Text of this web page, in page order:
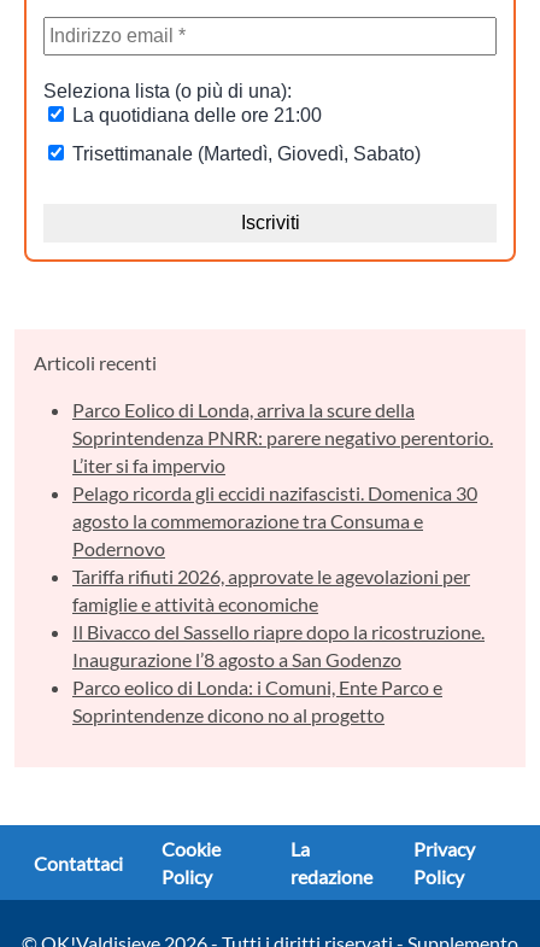
Articoli recenti
Parco Eolico di Londa, arriva la scure della
Soprintendenza PNRR: parere negativo perentorio.
L’iter si fa impervio
Pelago ricorda gli eccidi nazifascisti. Domenica 30
agosto la commemorazione tra Consuma e
Podernovo
Tariffa rifiuti 2026, approvate le agevolazioni per
famiglie e attività economiche
Il Bivacco del Sassello riapre dopo la ricostruzione.
Inaugurazione l’8 agosto a San Godenzo
Parco eolico di Londa: i Comuni, Ente Parco e
Soprintendenze dicono no al progetto
Contattaci
Cookie
Policy
La
redazione
Privacy
Policy